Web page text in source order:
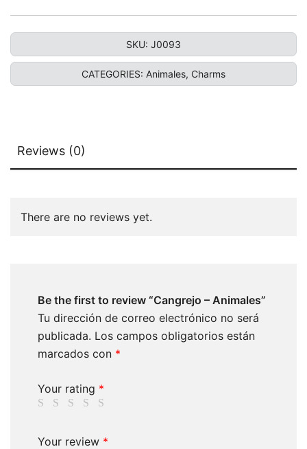
SKU: J0093
CATEGORIES: Animales, Charms
Reviews (0)
There are no reviews yet.
Be the first to review “Cangrejo – Animales”
Tu dirección de correo electrónico no será
publicada. Los campos obligatorios están
marcados con *
Your rating *
Your review *